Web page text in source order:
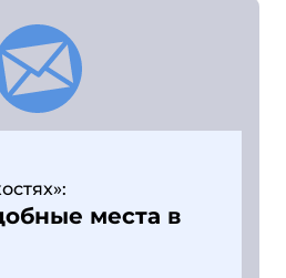
места в